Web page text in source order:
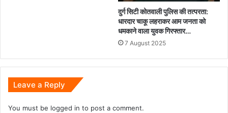
दुर्ग सिटी कोतवाली पुलिस की तत्परता:
धारदार चाकू लहराकर आम जनता को
धमकाने वाला युवक गिरफ्तार…
7 August 2025
Leave a Reply
You must be logged in to post a comment.